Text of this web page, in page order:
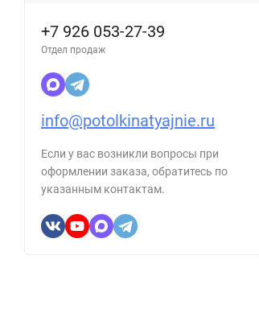
+7 926 053-27-39
Отдел продаж
info@potolkinatyajnie.ru
Если у вас возникли вопросы при
оформлении заказа, обратитесь по
указанным контактам.